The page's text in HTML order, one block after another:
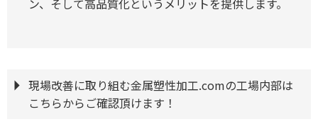
ン、そして高品質化というメリットを提供します。
現場改善に取り組む金属塑性加工.comの工場内部は
こちらからご確認頂けます！